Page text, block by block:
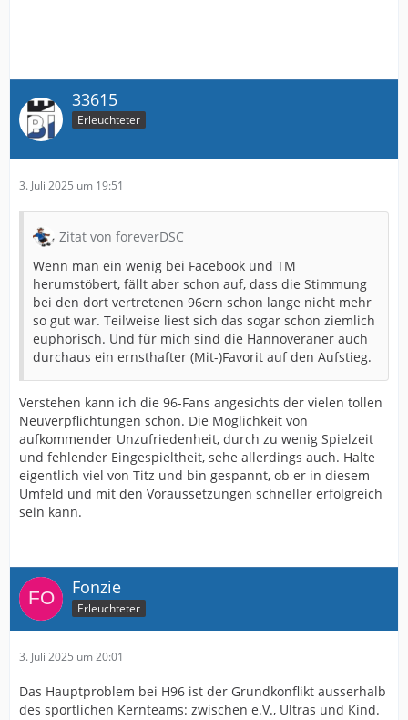
33615
Erleuchteter
3. Juli 2025 um 19:51
Zitat von foreverDSC
Wenn man ein wenig bei Facebook und TM
herumstöbert, fällt aber schon auf, dass die Stimmung
bei den dort vertretenen 96ern schon lange nicht mehr
so gut war. Teilweise liest sich das sogar schon ziemlich
euphorisch. Und für mich sind die Hannoveraner auch
durchaus ein ernsthafter (Mit-)Favorit auf den Aufstieg.
Verstehen kann ich die 96-Fans angesichts der vielen tollen
Neuverpflichtungen schon. Die Möglichkeit von
aufkommender Unzufriedenheit, durch zu wenig Spielzeit
und fehlender Eingespieltheit, sehe allerdings auch. Halte
eigentlich viel von Titz und bin gespannt, ob er in diesem
Umfeld und mit den Voraussetzungen schneller erfolgreich
sein kann.
Fonzie
Erleuchteter
3. Juli 2025 um 20:01
Das Hauptproblem bei H96 ist der Grundkonflikt ausserhalb
des sportlichen Kernteams: zwischen e.V., Ultras und Kind.